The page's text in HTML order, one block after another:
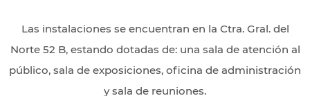
Las instalaciones se encuentran en la Ctra. Gral. del
Norte 52 B, estando dotadas de: una sala de atención al
público, sala de exposiciones, oficina de administración
y sala de reuniones.